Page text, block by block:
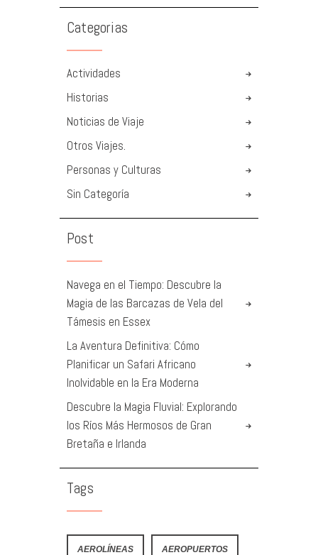
Categorias
Actividades
Historias
Noticias de Viaje
Otros Viajes.
Personas y Culturas
Sin Categoría
Post
Navega en el Tiempo: Descubre la
Magia de las Barcazas de Vela del
Támesis en Essex
La Aventura Definitiva: Cómo
Planificar un Safari Africano
Inolvidable en la Era Moderna
Descubre la Magia Fluvial: Explorando
los Ríos Más Hermosos de Gran
Bretaña e Irlanda
Tags
AEROLÍNEAS AEROPUERTOS